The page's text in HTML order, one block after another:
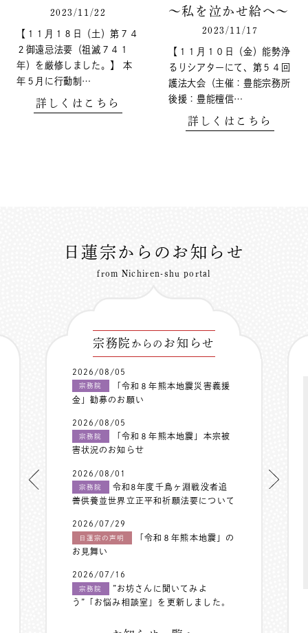
2023/11/22
【１１月１８日（土）第７４
２御遠忌法要（祖滅７４１
年）を厳修しました。】 本
年５月に行動制…
詳しくはこちら
～私を泣かせ給へ～
2023/11/17
【１１月１０日（金）能勢浄
るりシアターにて、第５４回
護法大会（主催：豊能宗務所
後援：豊能檀信…
詳しくはこちら
日蓮宗からのお知らせ
from Nichiren-shu portal
宗務院 からの お知らせ
2026/08/05
宗務院
「令和８年熊本地震災害義援
金」勧募のお願い
2026/08/05
宗務院
「令和８年熊本地震」本宗被
害状況のお知らせ
2026/08/01
宗務院
令和8年度千鳥ヶ淵戦没者追
善供養並世界立正平和祈願法要について
2026/07/29
日蓮宗の声明
「令和８年熊本地震」の
お見舞い
2026/07/16
宗務院
”お坊さんに聞いてみよ
う”「お悩み相談室」を更新しました。